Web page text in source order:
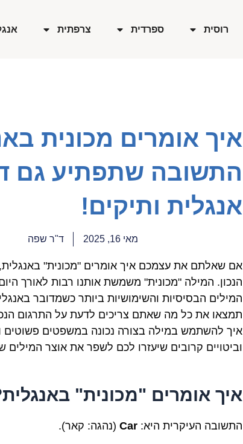
רוסית ספרדית צרפתית
איך אומרים מכונית
התשובה שתפתיע גם
אנגלית ותיקים!
מאי 16, 2025 ד"ר שפה
אם שאלתם את עצמכם איך אומרים "מכונית"
הנכון. המילה "מכונית" משמשת אותנו רבות לאורך
המילים הבסיסיות והשימושיות ביותר כשמדובר
תמצאו את כל מה שאתם צריכים לדעת על התרגום
איך להשתמש במילה בצורה נכונה במשפטים פשוטים
וביטויים קרובים שיעזרו לכם לשפר את אוצר המילים
איך אומרים "מכונית"
התשובה העיקרית היא:Car (נהגה: קאר).